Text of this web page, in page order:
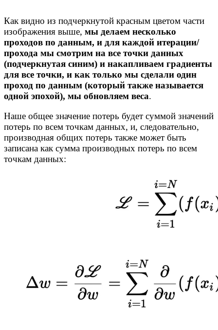
Как видно из подчеркнутой красным цветом части
изображения выше, мы делаем несколько
проходов по данным, и для каждой итерации/
прохода мы смотрим на все точки данных
(подчеркнутая синим) и накапливаем градиенты
для все точки, и как только мы сделали один
проход по данным (который также называется
одной эпохой), мы обновляем веса.
Наше общее значение потерь будет суммой значений
потерь по всем точкам данных, и, следовательно,
производная общих потерь также может быть
записана как сумма производных потерь по всем
точкам данных: